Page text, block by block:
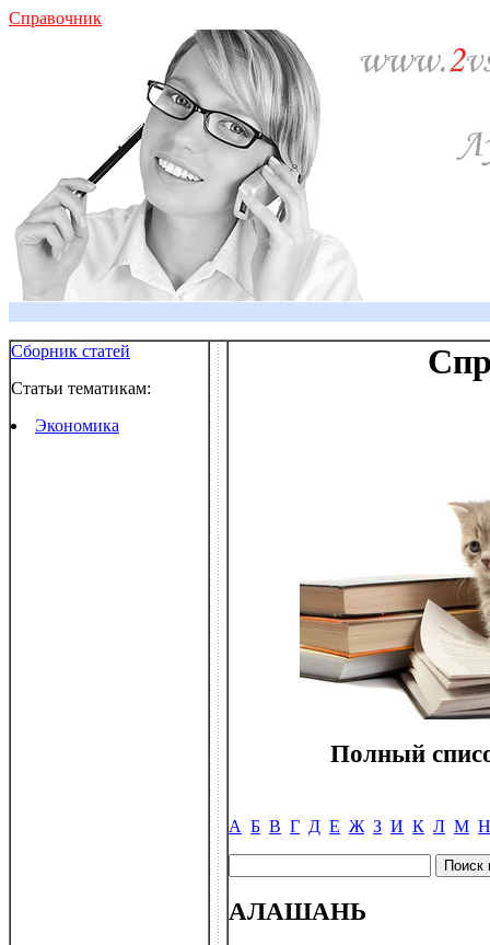
Справочник
Сборник статей
Статьи тематикам:
Экономика
Полный
А Б В Г Д Е Ж З И К Л М Н
АЛАШАНЬ